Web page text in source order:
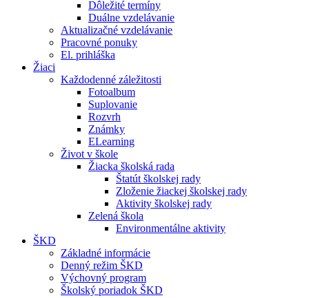
Dôležité termíny
Duálne vzdelávanie
Aktualizačné vzdelávanie
Pracovné ponuky
El. prihláška
Žiaci
Každodenné záležitosti
Fotoalbum
Suplovanie
Rozvrh
Známky
ELearning
Život v škole
Žiacka školská rada
Štatút školskej rady
Zloženie žiackej školskej rady
Aktivity školskej rady
Zelená škola
Environmentálne aktivity
ŠKD
Základné informácie
Denný režim ŠKD
Výchovný program
Školský poriadok ŠKD